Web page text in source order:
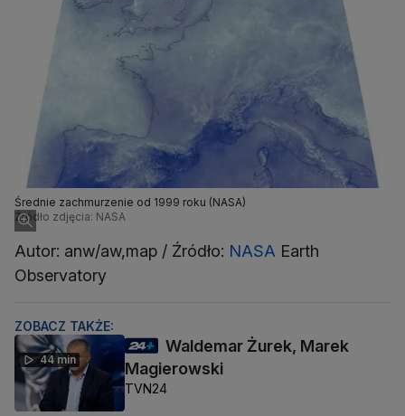
Średnie zachmurzenie od 1999 roku (NASA)
Źródło zdjęcia: NASA
Autor: anw/aw,map / Źródło: NASA Earth
Observatory
ZOBACZ TAKŻE:
44 min
Waldemar Żurek, Marek
Magierowski
TVN24